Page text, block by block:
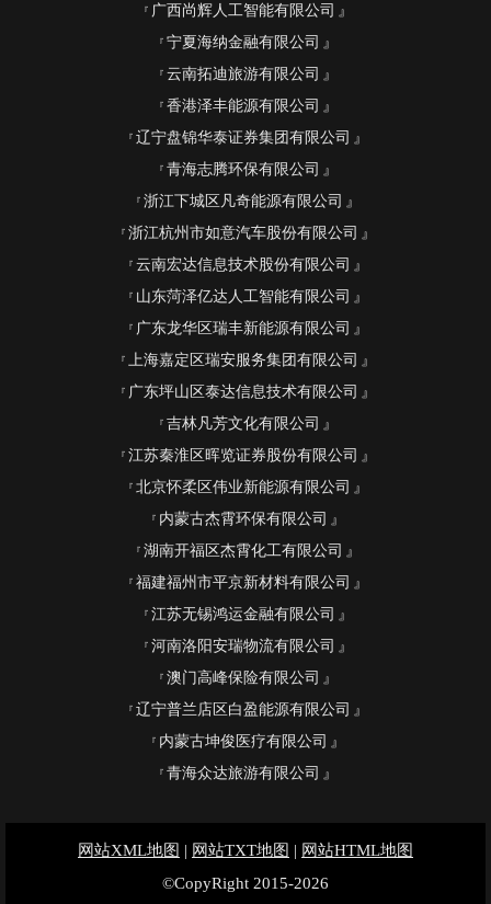
广西尚辉人工智能有限公司
宁夏海纳金融有限公司
云南拓迪旅游有限公司
香港泽丰能源有限公司
辽宁盘锦华泰证券集团有限公司
青海志腾环保有限公司
浙江下城区凡奇能源有限公司
浙江杭州市如意汽车股份有限公司
云南宏达信息技术股份有限公司
山东菏泽亿达人工智能有限公司
广东龙华区瑞丰新能源有限公司
上海嘉定区瑞安服务集团有限公司
广东坪山区泰达信息技术有限公司
吉林凡芳文化有限公司
江苏秦淮区晖览证券股份有限公司
北京怀柔区伟业新能源有限公司
内蒙古杰霄环保有限公司
湖南开福区杰霄化工有限公司
福建福州市平京新材料有限公司
江苏无锡鸿运金融有限公司
河南洛阳安瑞物流有限公司
澳门高峰保险有限公司
辽宁普兰店区白盈能源有限公司
内蒙古坤俊医疗有限公司
青海众达旅游有限公司
网站XML地图 | 网站TXT地图 | 网站HTML地图
©CopyRight 2015-2026